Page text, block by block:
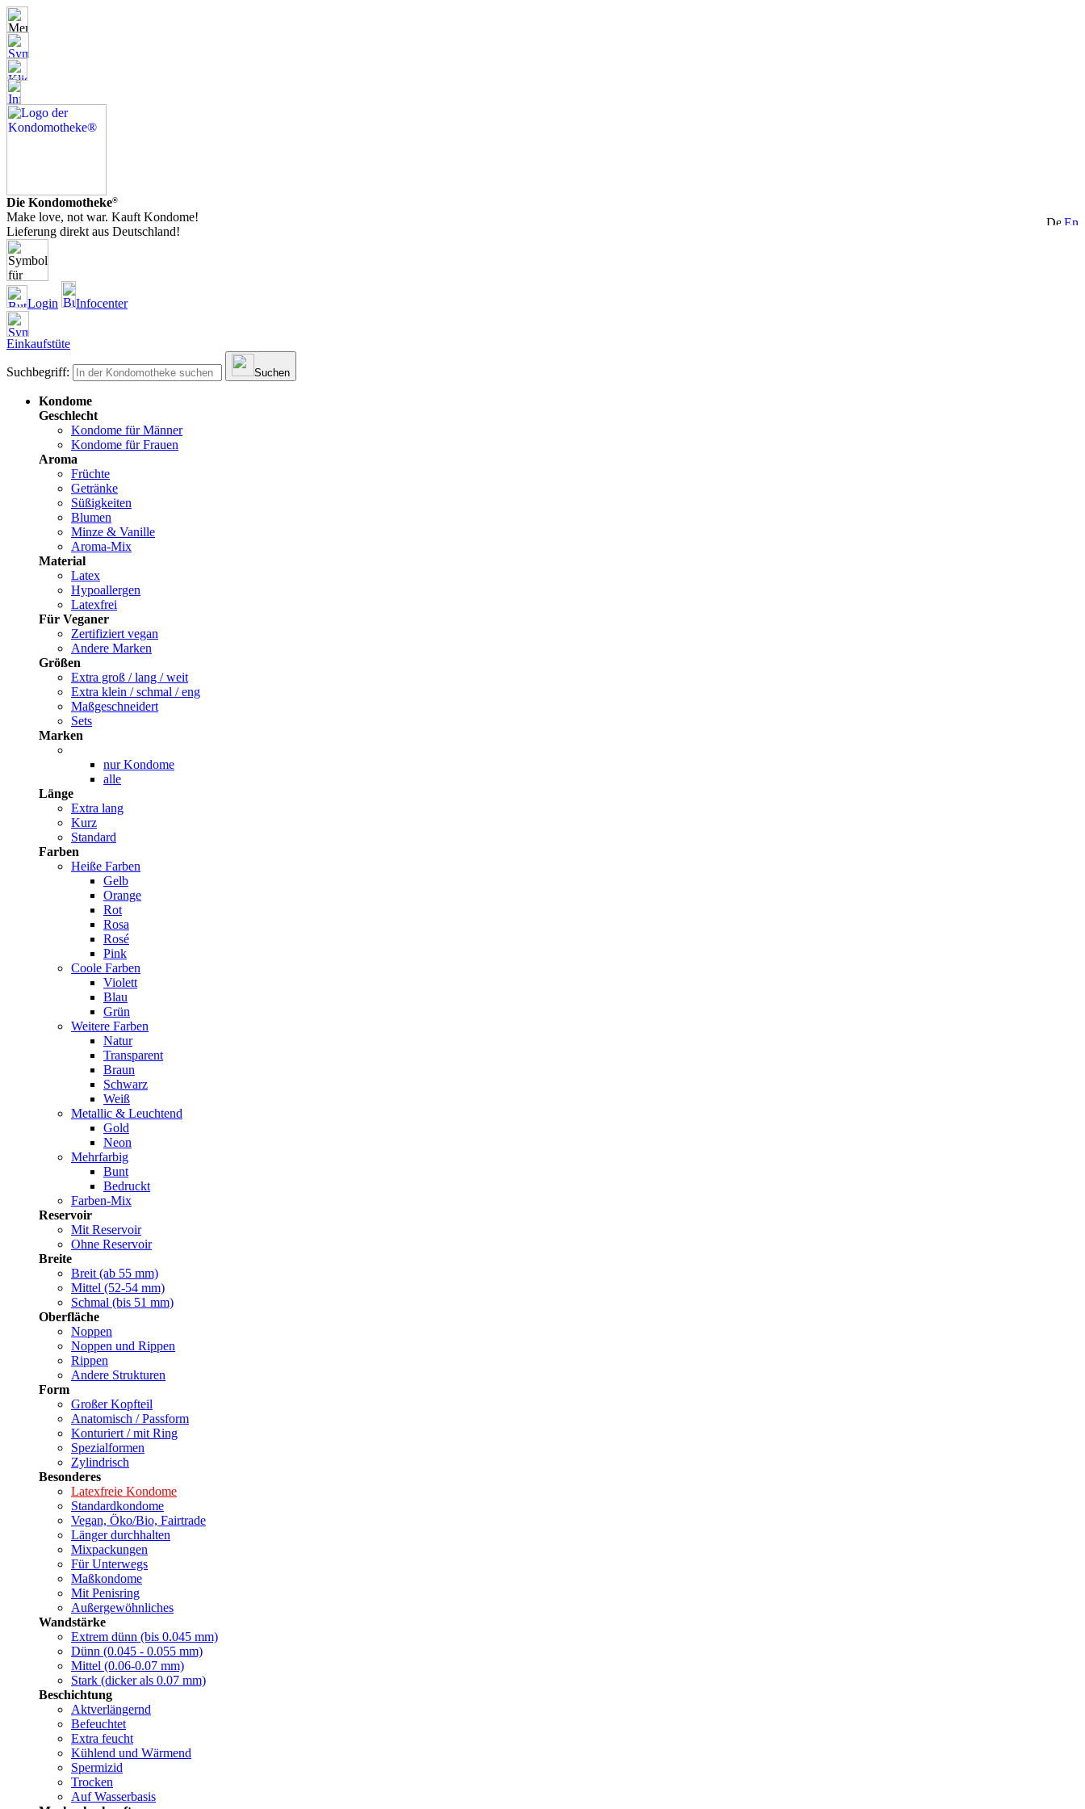
Die Kondomotheke®
Make love, not war. Kauft Kondome!
Lieferung direkt aus Deutschland!
Login Infocenter
Einkaufstüte
Suchbegriff: Suchen
Kondome
Geschlecht
Kondome für Männer
Kondome für Frauen
Aroma
Früchte
Getränke
Süßigkeiten
Blumen
Minze & Vanille
Aroma-Mix
Material
Latex
Hypoallergen
Latexfrei
Für Veganer
Zertifiziert vegan
Andere Marken
Größen
Extra groß / lang / weit
Extra klein / schmal / eng
Maßgeschneidert
Sets
Marken
nur Kondome
alle
Länge
Extra lang
Kurz
Standard
Farben
Heiße Farben
Gelb
Orange
Rot
Rosa
Rosé
Pink
Coole Farben
Violett
Blau
Grün
Weitere Farben
Natur
Transparent
Braun
Schwarz
Weiß
Metallic & Leuchtend
Gold
Neon
Mehrfarbig
Bunt
Bedruckt
Farben-Mix
Reservoir
Mit Reservoir
Ohne Reservoir
Breite
Breit (ab 55 mm)
Mittel (52-54 mm)
Schmal (bis 51 mm)
Oberfläche
Noppen
Noppen und Rippen
Rippen
Andere Strukturen
Form
Großer Kopfteil
Anatomisch / Passform
Konturiert / mit Ring
Spezialformen
Zylindrisch
Besonderes
Latexfreie Kondome
Standardkondome
Vegan, Öko/Bio, Fairtrade
Länger durchhalten
Mixpackungen
Für Unterwegs
Maßkondome
Mit Penisring
Außergewöhnliches
Wandstärke
Extrem dünn (bis 0.045 mm)
Dünn (0.045 - 0.055 mm)
Mittel (0.06-0.07 mm)
Stark (dicker als 0.07 mm)
Beschichtung
Aktverlängernd
Befeuchtet
Extra feucht
Kühlend und Wärmend
Spermizid
Trocken
Auf Wasserbasis